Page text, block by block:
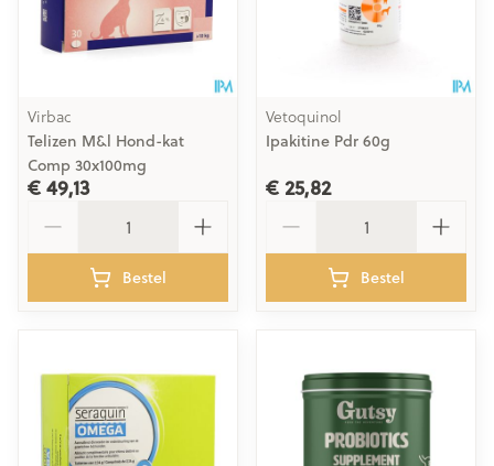
Virbac
Telizen M&l Hond-kat
Comp 30x100mg
€ 49,13
Bestel
Vetoquinol
Ipakitine Pdr 60g
€ 25,82
Bestel